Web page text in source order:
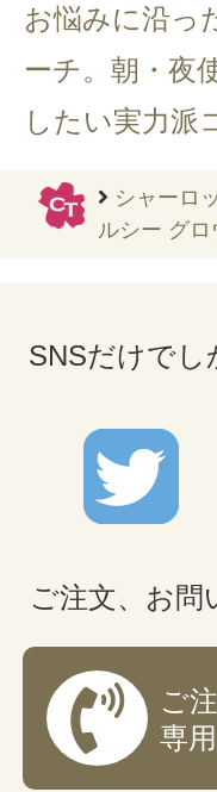
お悩みに沿っ
ーチ。朝・夜
したい実力派
シャーロ
ルシー グ
SNSだけでし
ご注文、お
ご
専